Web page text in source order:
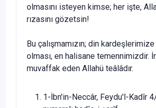
olmasını isteyen kimse; her işte,
rızasını gözetsin!
Bu çalışmamızın; din
olması, en halisane temennimizdir.
muvaffak eden Allahü teâlâdır.
1-İbn'in-Neccâr, Feydu'l-Kadîr